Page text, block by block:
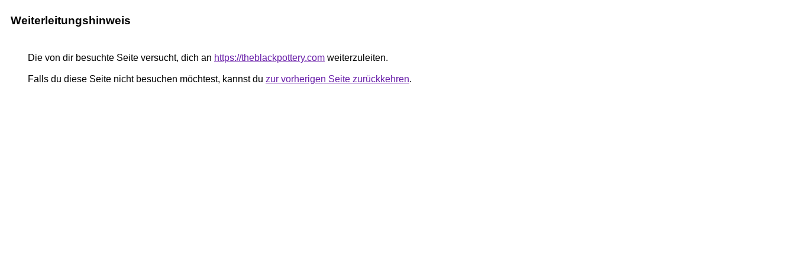
Weiterleitungshinweis
Die von dir besuchte Seite versucht, dich an https://theblackpottery.com weiterzuleiten.
Falls du diese Seite nicht besuchen möchtest, kannst du zur vorherigen Seite zurückkehren.